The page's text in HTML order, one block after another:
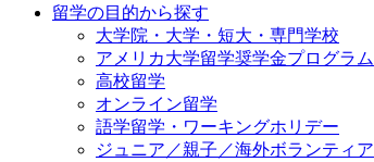
留学の目的から探す
大学院・大学・短大・専門学校
アメリカ大学留学奨学金プログラム
高校留学
オンライン留学
語学留学・ワーキングホリデー
ジュニア／親子／海外ボランティア